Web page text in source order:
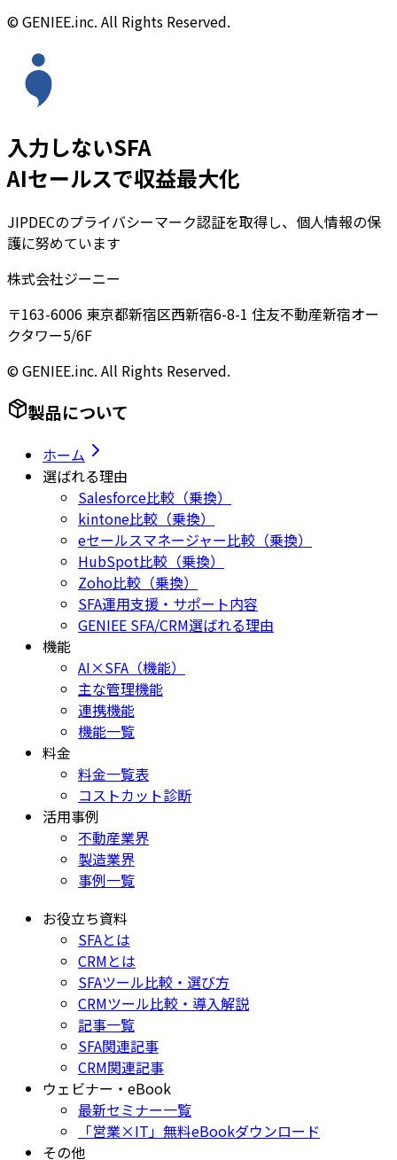
© GENIEE.inc. All Rights Reserved.
入力しないSFA
AIセールスで収益最大化
JIPDECのプライバシーマーク認証を取得し、個人情報の保
護に努めています
株式会社ジーニー
〒163-6006 東京都新宿区西新宿6-8-1 住友不動産新宿オー
クタワー5/6F
© GENIEE.inc. All Rights Reserved.
製品について
ホーム
選ばれる理由
Salesforce比較（乗換）
kintone比較（乗換）
eセールスマネージャー比較（乗換）
HubSpot比較（乗換）
Zoho比較（乗換）
SFA運用支援・サポート内容
GENIEE SFA/CRM選ばれる理由
機能
AI×SFA（機能）
主な管理機能
連携機能
機能一覧
料金
料金一覧表
コストカット診断
活用事例
不動産業界
製造業界
事例一覧
お役立ち資料
SFAとは
CRMとは
SFAツール比較・選び方
CRMツール比較・導入解説
記事一覧
SFA関連記事
CRM関連記事
ウェビナー・eBook
最新セミナー一覧
「営業×IT」無料eBookダウンロード
その他